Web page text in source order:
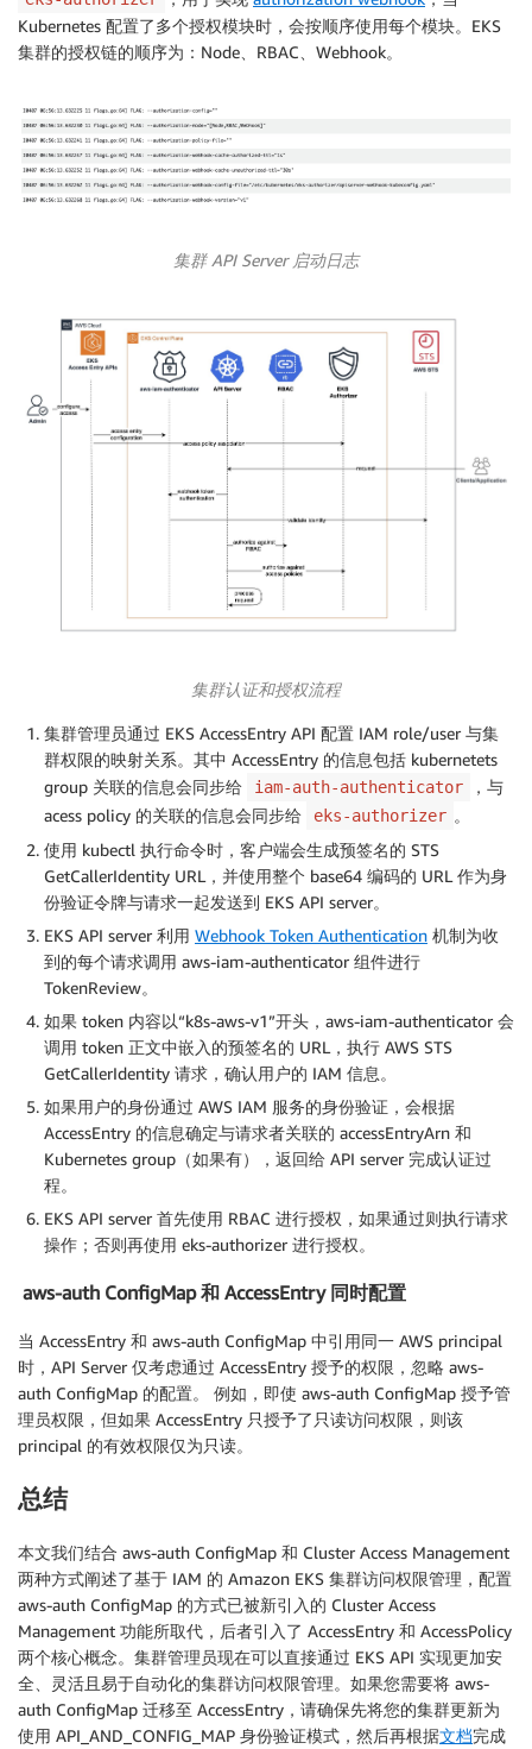
}
# 查看当前IAM role关联的AccessPolicy
--principal-arn
{
    "associatedAccessPolicies": [],
    "clusterName": "<CLUSTER_NAME>",
# 切换到read-only-role进行验证
$ kubectl auth can-i get pods -n app
$ kubectl auth can-i get svc -n app
$ kubectl auth can-i get svc -n default
Kubernetes 配置了多个授权模块时，会按顺序使用每个模块。EKS
集群的授权链的顺序为：Node、RBAC、Webhook。
集群 API Server 启动日志
集群认证和授权流程
集群管理员通过 EKS AccessEntry API 配置 IAM role/user 与集
群权限的映射关系。其中 AccessEntry 的信息包括 kubernetets
group 关联的信息会同步给
iam-auth-authenticator
，与
acess policy 的关联的信息会同步给
eks-authorizer 。
使用 kubectl 执行命令时，客户端会生成预签名的 STS
GetCallerIdentity URL，并使用整个 base64 编码的 URL 作为身
份验证令牌与请求一起发送到 EKS API server。
EKS API server 利用 Webhook Token Authentication 机制为收
到的每个请求调用 aws-iam-authenticator 组件进行
TokenReview。
如果 token 内容以“k8s-aws-v1”开头，aws-iam-authenticator 会
调用 token 正文中嵌入的预签名的 URL，执行 AWS STS
GetCallerIdentity 请求，确认用户的 IAM 信息。
如果用户的身份通过 AWS IAM 服务的身份验证，会根据
AccessEntry 的信息确定与请求者关联的 accessEntryArn 和
Kubernetes group（如果有），返回给 API server 完成认证过
程。
EKS API server 首先使用 RBAC 进行授权，如果通过则执行请求
操作；否则再使用 eks-authorizer 进行授权。
aws-auth ConfigMap 和 AccessEntry 同时配置
当 AccessEntry 和 aws-auth ConfigMap 中引用同一 AWS principal
时，API Server 仅考虑通过 AccessEntry 授予的权限，忽略 aws-
auth ConfigMap 的配置。 例如，即使 aws-auth ConfigMap 授予管
理员权限，但如果 AccessEntry 只授予了只读访问权限，则该
principal 的有效权限仅为只读。
总结
本文我们结合 aws-auth ConfigMap 和 Cluster Access Management
两种方式阐述了基于 IAM 的 Amazon EKS 集群访问权限管理，配置
aws-auth ConfigMap 的方式已被新引入的 Cluster Access
Management 功能所取代，后者引入了 AccessEntry 和 AccessPolicy
两个核心概念。集群管理员现在可以直接通过 EKS API 实现更加安
全、灵活且易于自动化的集群访问权限管理。如果您需要将 aws-
auth ConfigMap 迁移至 AccessEntry，请确保先将您的集群更新为
使用 API_AND_CONFIG_MAP 身份验证模式，然后再根据文档完成